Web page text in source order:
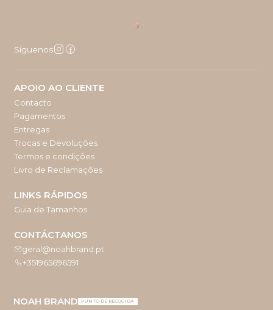
Síguenos
APOIO AO CLIENTE
Contacto
Pagamentos
Entregas
Trocas e Devoluções
Termos e condições
Livro de Reclamações
LINKS RÁPIDOS
Guia de Tamanhos
CONTÁCTANOS
geral@noahbrand.pt
+351965696591
NOAH BRAND PUNTO DE RECOGIDA